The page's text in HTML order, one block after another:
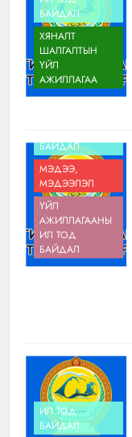
БАЙДАЛ
ХЯНАЛТ
ШАЛГАЛТЫН
ҮЙЛ
АЖИЛЛАГАА
БАЙДАЛ
МЭДЭЭ,
МЭДЭЭЛЭЛ
ҮЙЛ
АЖИЛЛАГААНЫ
ИЛ ТОД
БАЙДАЛ
ИЛ ТОД
БАЙДАЛ